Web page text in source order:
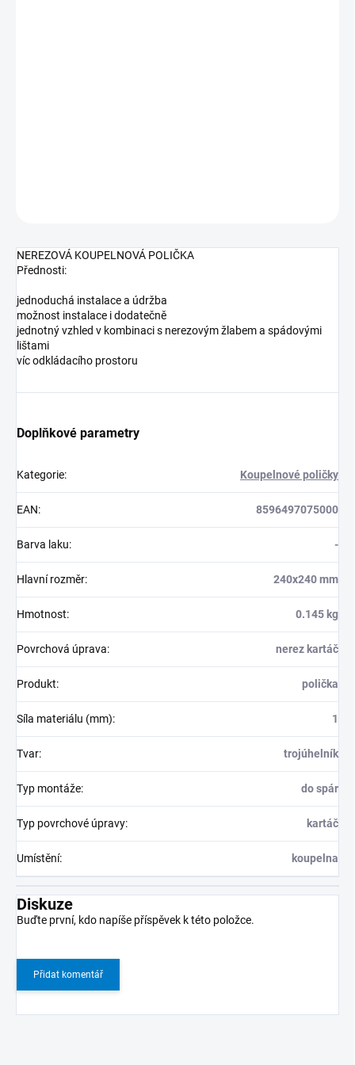
NEREZOVÁ KOUPELNOVÁ POLIČKA
Přednosti:
jednoduchá instalace a údržba
možnost instalace i dodatečně
jednotný vzhled v kombinaci s nerezovým žlabem a spádovými
lištami
víc odkládacího prostoru
Doplňkové parametry
Kategorie: Koupelnové poličky
EAN: 8596497075000
Barva laku: -
Hlavní rozměr: 240x240 mm
Hmotnost: 0.145 kg
Povrchová úprava: nerez kartáč
Produkt: polička
Síla materiálu (mm): 1
Tvar: trojúhelník
Typ montáže: do spár
Typ povrchové úpravy: kartáč
Umístění: koupelna
Diskuze
Buďte první, kdo napíše příspěvek k této položce.
Přidat komentář